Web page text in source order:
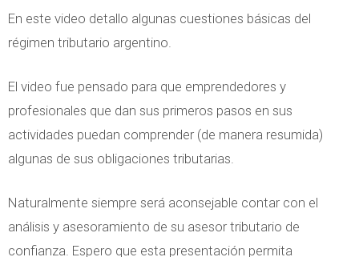
s
u
D
e
u
d
s
F
a
d
e
En este video detallo algunas cuestiones básicas del
régimen tributario argentino.
El video fue pensado para que emprendedores y
profesionales que dan sus primeros pasos en sus
actividades puedan comprender (de manera resumida)
algunas de sus obligaciones tributarias.
Naturalmente siempre será aconsejable contar con el
análisis y asesoramiento de su asesor tributario de
confianza. Espero que esta presentación permita